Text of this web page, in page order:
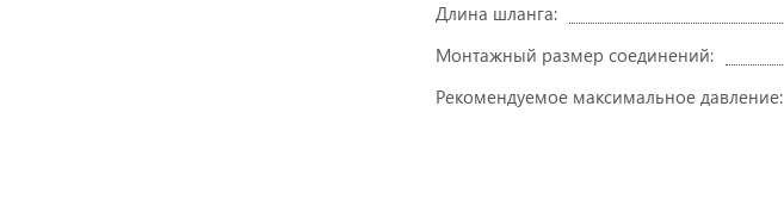
Длина шланга:
Монтажный размер соединений:
Рекомендуемое максимальное давление: